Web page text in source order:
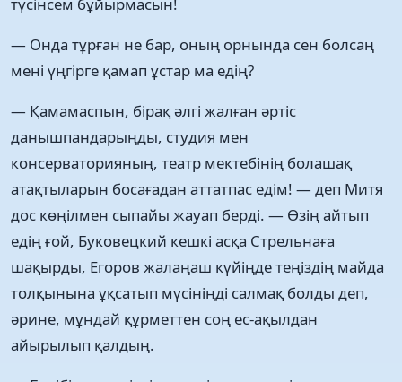
— Онда тұрған не бар, оның орнында сен болсаң
мені үңгірге қамап ұстар ма едің?
— Қамамаспын, бірақ әлгі жалған әртіс
данышпандарыңды, студия мен
консерваторияның, театр мектебінің болашақ
атақтыларын босағадан аттатпас едім! — деп Митя
дос көңілмен сыпайы жауап берді. — Өзің айтып
едің ғой, Буковецкий кешкі асқа Стрельнаға
шақырды, Егоров жалаңаш күйіңде теңіздің майда
толқынына ұқсатып мүсініңді салмақ болды деп,
әрине, мұндай құрметтен соң ес-ақылдан
айырылып қалдың.